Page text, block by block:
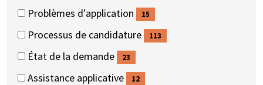
(117Problèmes d'application
(15
15
Processus de candidature
(113
113
État de la demande
(23
23
Assistance applicative
12